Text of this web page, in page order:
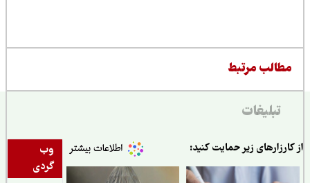
مرتبط
تبلیغات
وب
گردی
زیر حمایت کنید: